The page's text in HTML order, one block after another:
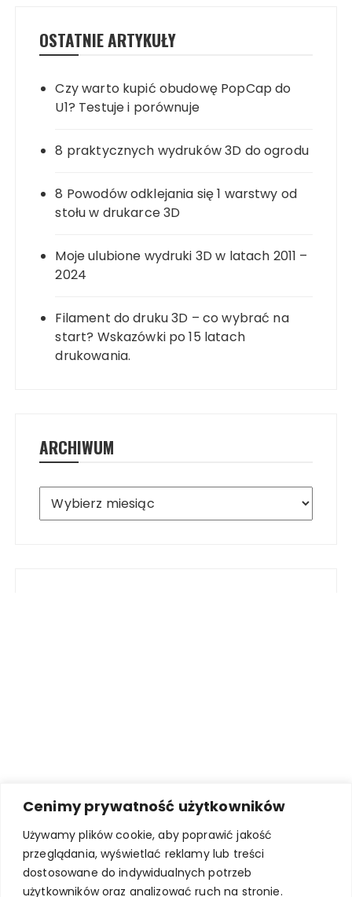
Cenimy prywatność użytkowników
Używamy plików cookie, aby poprawić jakość
przeglądania, wyświetlać reklamy lub treści
dostosowane do indywidualnych potrzeb
użytkowników oraz analizować ruch na stronie.
OSTATNIE ARTYKUŁY
Czy warto kupić obudowę PopCap do
U1? Testuje i porównuje
8 praktycznych wydruków 3D do ogrodu
8 Powodów odklejania się 1 warstwy od
stołu w drukarce 3D
Moje ulubione wydruki 3D w latach 2011 –
2024
Filament do druku 3D – co wybrać na
start? Wskazówki po 15 latach
drukowania.
ARCHIWUM
Archiwum